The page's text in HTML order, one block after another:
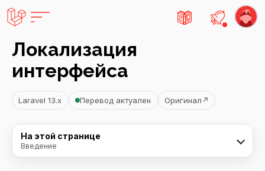
Есть не
Локализация
интерфейса
Laravel 13.x Перевод актуален Оригинал ↗
На этой странице
Введение